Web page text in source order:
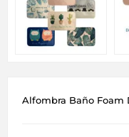
Alfombra Baño Foam